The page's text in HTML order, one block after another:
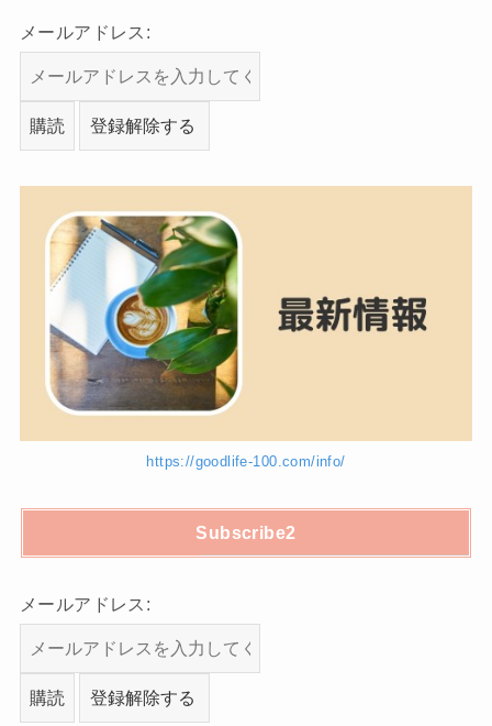
メールアドレス:
https://goodlife-100.com/info/
Subscribe2
メールアドレス: